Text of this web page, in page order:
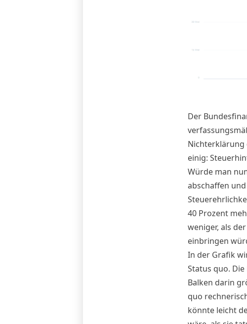
Der
Nichterklärung
einig:
Würde man
abschaffen
40 Prozent
weniger, als
einbringen
In der Grafik
Status quo.
Balken darin
quo
könnte leicht